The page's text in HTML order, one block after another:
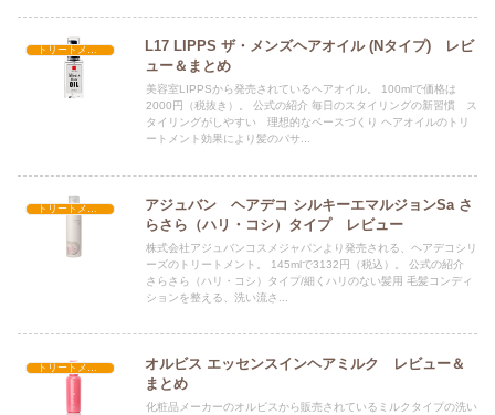
トリートメントを探す
L17 LIPPS ザ・メンズヘアオイル (Nタイプ) レビ
ュー＆まとめ
美容室LIPPSから発売されているヘアオイル。 100mlで価格は
2000円（税抜き）。 公式の紹介 毎日のスタイリングの新習慣 ス
タイリングがしやすい 理想的なベースづくり ヘアオイルのトリ
ートメント効果により髪のパサ...
トリートメントを探す
アジュバン ヘアデコ シルキーエマルジョンSa さ
らさら（ハリ・コシ）タイプ レビュー
株式会社アジュバンコスメジャパンより発売される、ヘアデコシリ
ーズのトリートメント。 145mlで3132円（税込）。 公式の紹介
さらさら（ハリ・コシ）タイプ/細くハリのない髪用 毛髪コンディ
ションを整える、洗い流さ...
トリートメントを探す
オルビス エッセンスインヘアミルク レビュー＆
まとめ
化粧品メーカーのオルビスから販売されているミルクタイプの洗い